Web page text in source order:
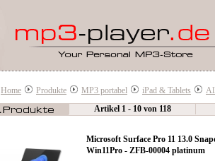
Home Produkte MP3 portabel iPad & Tablets
Artikel 1 - 10 von 118
Microsoft Surface Pro 11 13.0
Win11Pro - ZFB-00004 platinum